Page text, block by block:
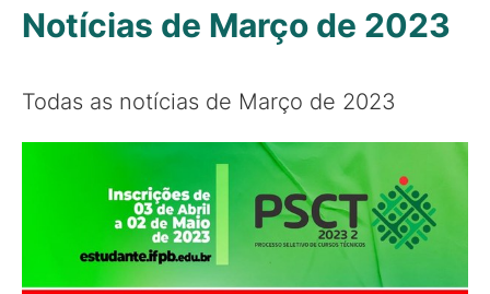
Notícias de Março de 2023
Todas as notícias de Março de 2023